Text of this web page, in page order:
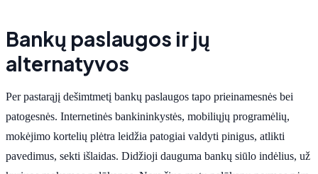
Bankų paslaugos ir jų
alternatyvos
Per pastarąjį dešimtmetį bankų paslaugos tapo prieinamesnės bei
patogesnės. Internetinės bankininkystės, mobiliųjų programėlių,
mokėjimo kortelių plėtra leidžia patogiai valdyti pinigus, atlikti
pavedimus, sekti išlaidas. Didžioji dauguma bankų siūlo indėlius, už